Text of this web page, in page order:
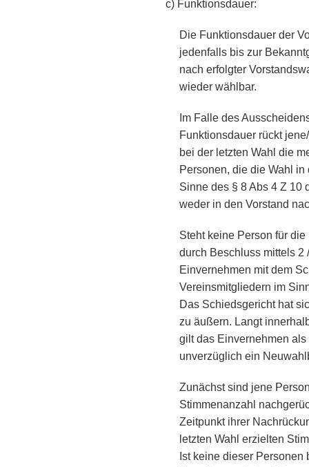
c) Funktionsdauer:
Die Funktionsdauer der
jedenfalls bis zur
nach erfolgter
wieder wählbar.
Im Falle des
Funktionsdauer rückt
bei der letzten Wahl die
Personen, die die Wahl
Sinne des § 8 Abs 4 Z 10
weder in den Vorstand
Steht keine Person für
durch Beschluss mittels 2
Einvernehmen mit dem
Vereinsmitgliedern im
Das Schiedsgericht hat
zu äußern. Langt
gilt das Einvernehmen
unverzüglich ein
Zunächst sind jene
Stimmenanzahl
Zeitpunkt ihrer
letzten Wahl erzielten
Ist keine dieser Personen